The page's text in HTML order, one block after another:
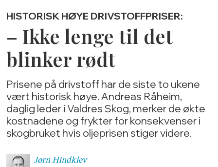
HISTORISK HØYE DRIVSTOFFPRISER:
– Ikke lenge til det
blinker rødt
Prisene på drivstoff har de siste to ukene
vært historisk høye. Andreas Råheim,
daglig leder i Valdres Skog, merker de økte
kostnadene og frykter for konsekvenser i
skogbruket hvis oljeprisen stiger videre.
Jørn Hindklev